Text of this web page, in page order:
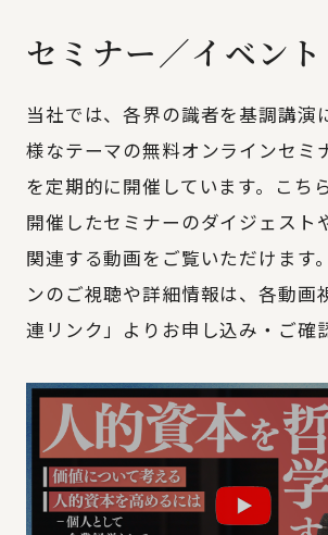
セミナー／イベント
当社では、各界の識者を基調講演
様なテーマの無料オンラインセミ
を定期的に開催しています。こち
開催したセミナーのダイジェスト
関連する動画をご覧いただけます
ンのご視聴や詳細情報は、各動画
連リンク」よりお申し込み・ご確